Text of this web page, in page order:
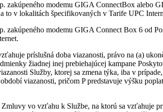
zakúpeného modemu GIGA ConnectBox
to v lokalitách špecifikovaných v Tarife UPC
zakúpeného modemu GIGA Connect Box 6 od
príslušná doba viazanosti, právo na (a)
žiadnej inej prebiehajúcej kampane
Služby, ktorej sa zmena týka, iba v
viazanosti, pričom P predstavuje výšku
vo vzťahu k Službe, na ktorú sa vzťahuje